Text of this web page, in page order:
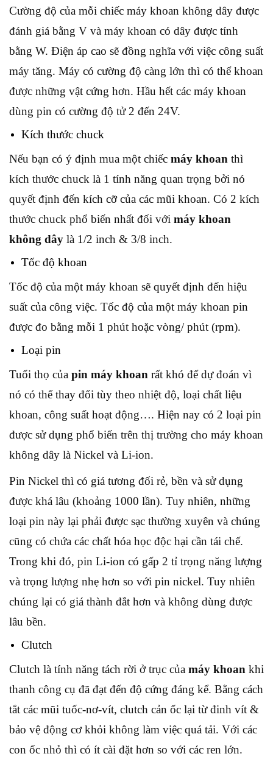
Cường độ của mỗi chiếc máy khoan không dây được
đánh giá bằng V và máy khoan có dây được tính
bằng W. Điện áp cao sẽ đồng nghĩa với việc công suất
máy tăng. Máy có cường độ càng lớn thì có thể khoan
được những vật cứng hơn. Hầu hết các máy khoan
dùng pin có cường độ tử 2 đến 24V.
Kích thước chuck
Nếu bạn có ý định mua một chiếc máy khoan thì
kích thước chuck là 1 tính năng quan trọng bởi nó
quyết định đến kích cỡ của các mũi khoan. Có 2 kích
thước chuck phổ biến nhất đối với máy khoan
không dây là 1/2 inch & 3/8 inch.
Tốc độ khoan
Tốc độ của một máy khoan sẽ quyết định đến hiệu
suất của công việc. Tốc độ của một máy khoan pin
được đo bằng mỗi 1 phút hoặc vòng/ phút (rpm).
Loại pin
Tuổi thọ của pin máy khoan rất khó để dự đoán vì
nó có thể thay đổi tùy theo nhiệt độ, loại chất liệu
khoan, công suất hoạt động…. Hiện nay có 2 loại pin
được sử dụng phổ biến trên thị trường cho máy khoan
không dây là Nickel và Li-ion.
Pin Nickel thì có giá tương đối rẻ, bền và sử dụng
được khá lâu (khoảng 1000 lần). Tuy nhiên, những
loại pin này lại phải được sạc thường xuyên và chúng
cũng có chứa các chất hóa học độc hại cần tái chế.
Trong khi đó, pin Li-ion có gấp 2 tỉ trọng năng lượng
và trọng lượng nhẹ hơn so với pin nickel. Tuy nhiên
chúng lại có giá thành đắt hơn và không dùng được
lâu bền.
Clutch
Clutch là tính năng tách rời ở trục của máy khoan khi
thanh công cụ đã đạt đến độ cứng đáng kể. Bằng cách
tắt các mũi tuốc-nơ-vít, clutch cản ốc lại từ đinh vít &
bảo vệ động cơ khỏi không làm việc quá tải. Với các
con ốc nhỏ thì có ít cài đặt hơn so với các ren lớn.